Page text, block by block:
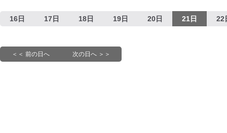
16日 17日 18日 19日 20日 21日 22
＜＜ 前の日へ 次の日へ ＞＞